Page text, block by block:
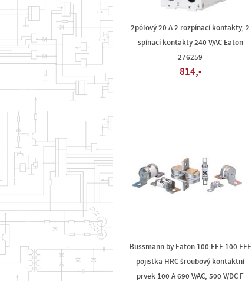
2pólový 20 A 2 rozpínací kontakty, 2
spínací kontakty 240 V/AC Eaton
276259
814,-
Bussmann by Eaton 100 FEE 100 FEE
pojistka HRC šroubový kontaktní
prvek 100 A 690 V/AC, 500 V/DC F